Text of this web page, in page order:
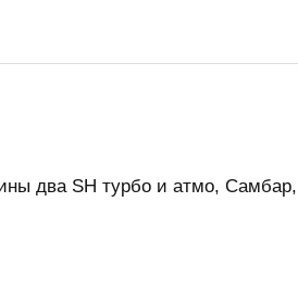
два SH турбо и атмо,